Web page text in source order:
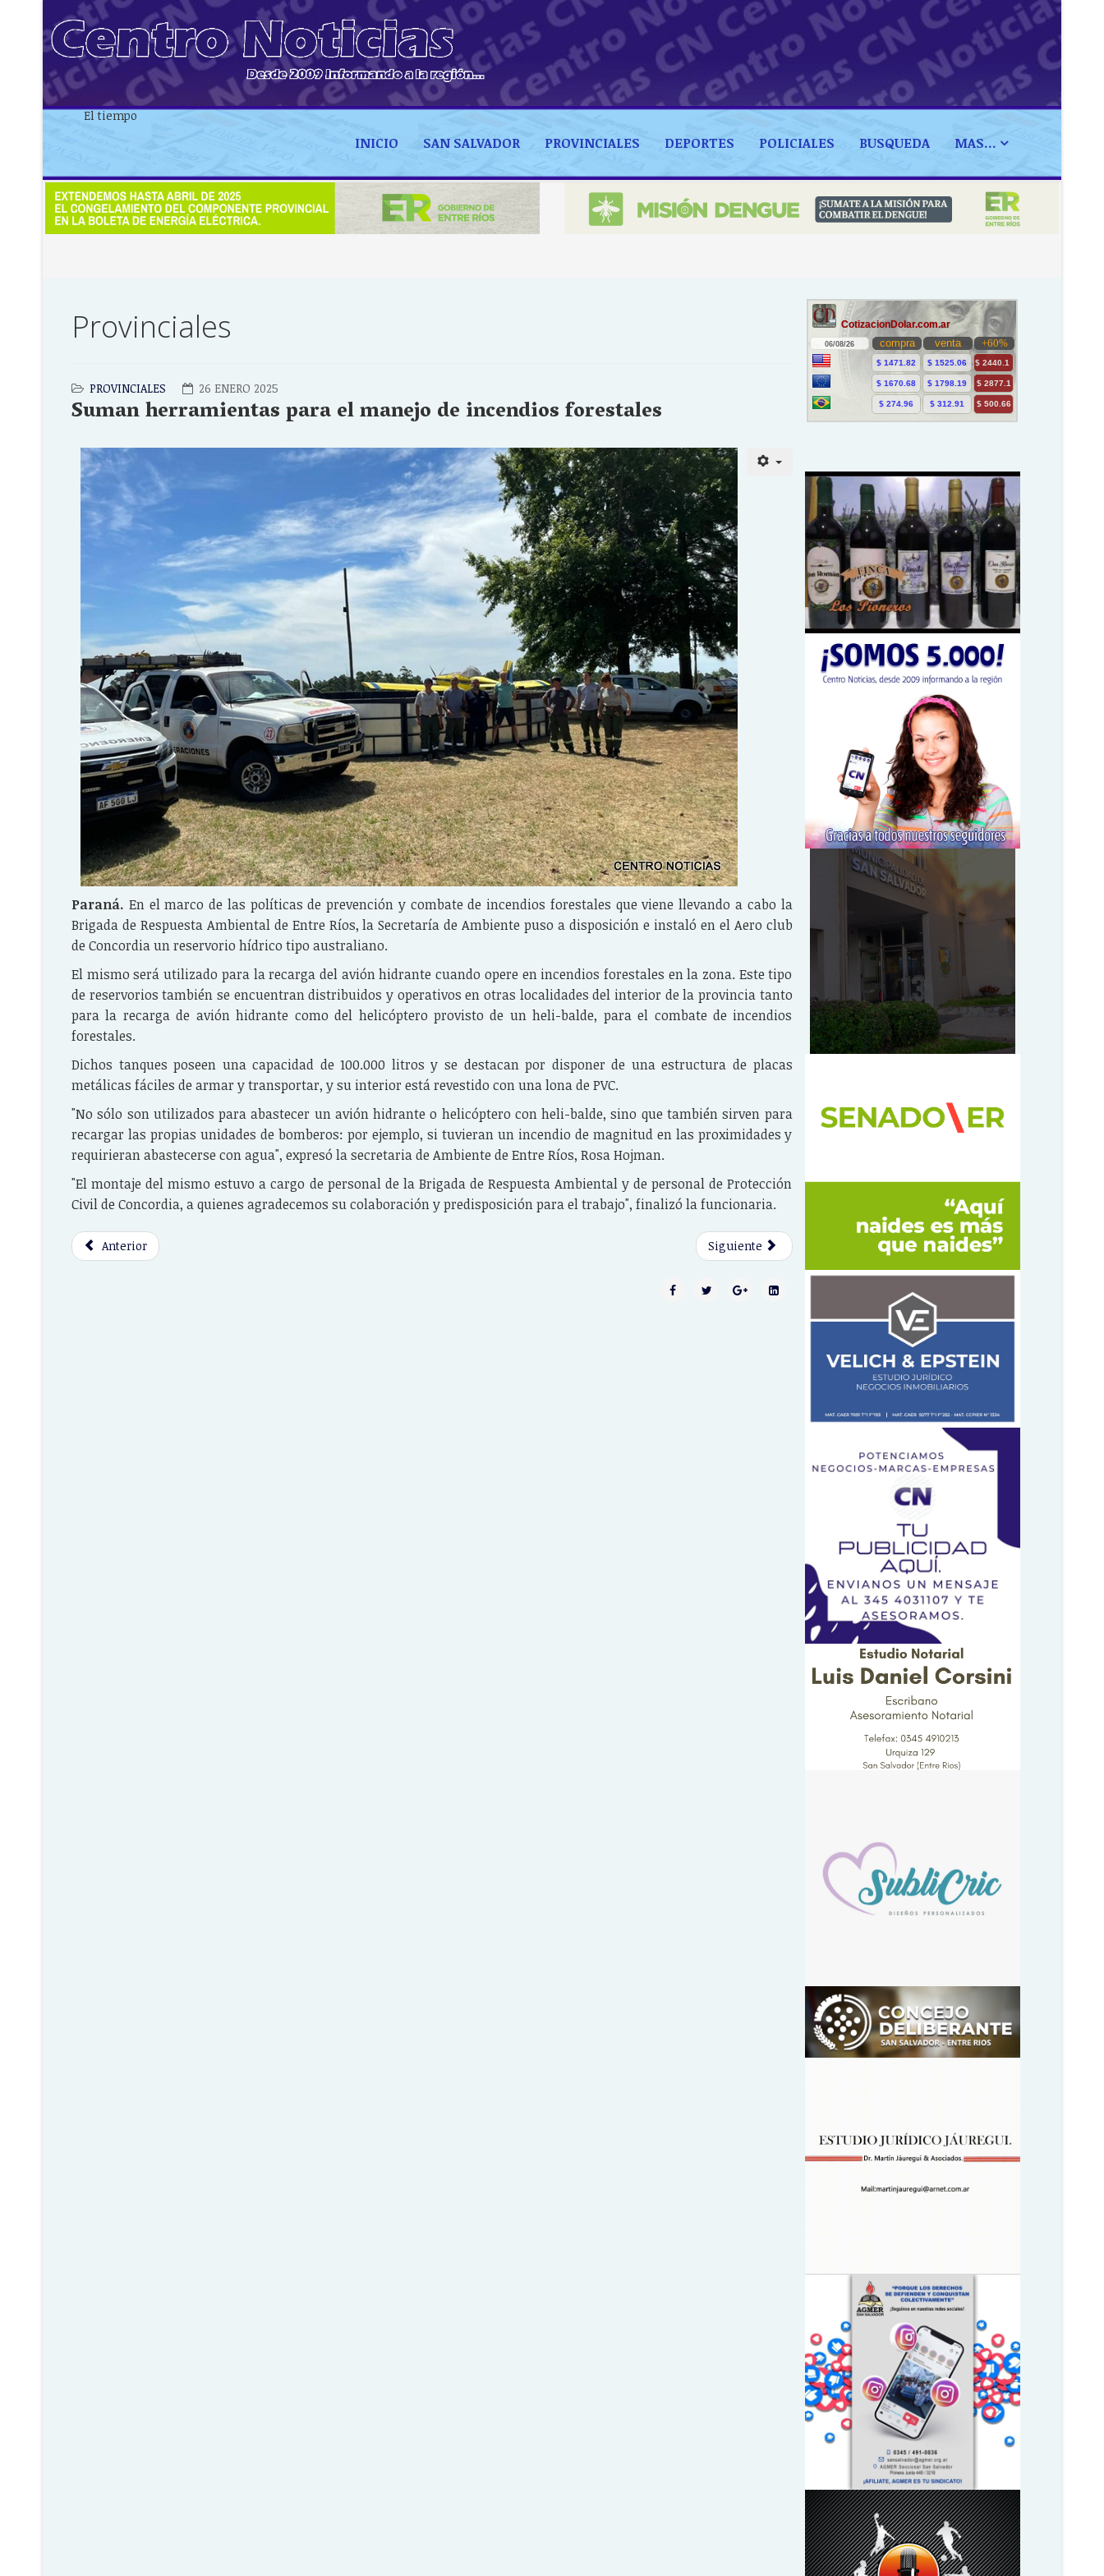
El tiempo
INICIO SAN SALVADOR PROVINCIALES DEPORTES POLICIALES BUSQUEDA MAS...
Provinciales
PROVINCIALES 26 ENERO 2025
Suman herramientas para el manejo de incendios forestales
Paraná. En el marco de las políticas de prevención y combate de incendios forestales que viene llevando a cabo la
Brigada de Respuesta Ambiental de Entre Ríos, la Secretaría de Ambiente puso a disposición e instaló en el Aero club
de Concordia un reservorio hídrico tipo australiano.
El mismo será utilizado para la recarga del avión hidrante cuando opere en incendios forestales en la zona. Este tipo
de reservorios también se encuentran distribuidos y operativos en otras localidades del interior de la provincia tanto
para la recarga de avión hidrante como del helicóptero provisto de un heli-balde, para el combate de incendios
forestales.
Dichos tanques poseen una capacidad de 100.000 litros y se destacan por disponer de una estructura de placas
metálicas fáciles de armar y transportar, y su interior está revestido con una lona de PVC.
"No sólo son utilizados para abastecer un avión hidrante o helicóptero con heli-balde, sino que también sirven para
recargar las propias unidades de bomberos: por ejemplo, si tuvieran un incendio de magnitud en las proximidades y
requirieran abastecerse con agua", expresó la secretaria de Ambiente de Entre Ríos, Rosa Hojman.
"El montaje del mismo estuvo a cargo de personal de la Brigada de Respuesta Ambiental y de personal de Protección
Civil de Concordia, a quienes agradecemos su colaboración y predisposición para el trabajo", finalizó la funcionaria.
Anterior Siguiente